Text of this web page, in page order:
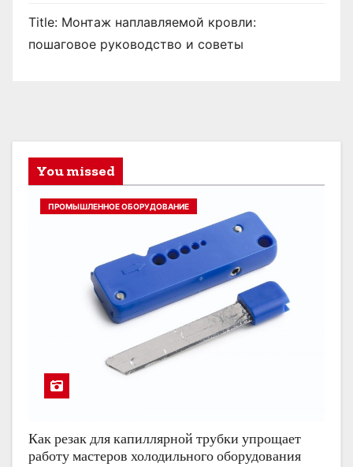
Title: Монтаж наплавляемой кровли:
пошаговое руководство и советы
You missed
ПРОМЫШЛЕННОЕ ОБОРУДОВАНИЕ
Как резак для капиллярной трубки упрощает
работу мастеров холодильного оборудования